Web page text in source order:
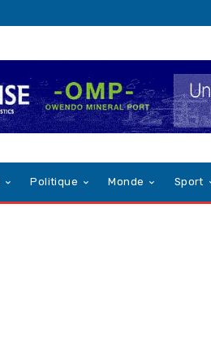
Politique Monde Sport